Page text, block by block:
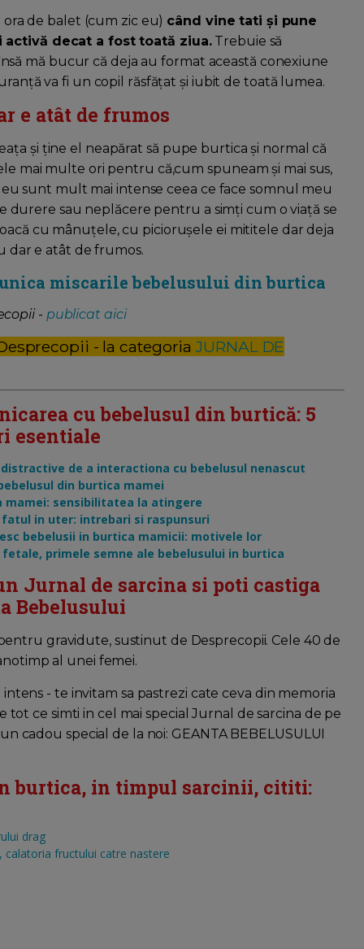
de balet (cum zic eu) când vine tati și pune
decat a fost toată ziua.Trebuie să
mă bucur că deja au format această conexiune
va fi un copil răsfățat și iubit de toată lumea.
e atât de frumos
și ține el neapărat să pupe burtica și normal că
mai multe ori pentru că,cum spuneam și mai sus,
sunt mult mai intense ceea ce face somnul meu
durere sau neplăcere pentru a simți cum o viață se
cu mânuțele, cu piciorușele ei mititele dar deja
dar e atât de frumos.
miscarile bebelusului din burtica
- publicat aici
- la categoriaJURNAL DE
cu bebelusul din burtică: 5
esentiale
de a interactiona cu bebelusul nenascut
din burtica mamei
mamei: sensibilitatea la atingere
fatul in uter: intrebari si raspunsuri
bebelusii in burtica mamicii: motivele lor
primele semne ale bebelusului in burtica
Jurnal de sarcina si poti castiga
Bebelusului
gravidute, sustinut de Desprecopii. Cele 40 de
al unei femei.
- te invitam sa pastrezi cate ceva din memoria
tot ce simti in cel mai special Jurnal de sarcina de pe
cadou special de la noi: GEANTA BEBELUSULUI
burtica, in timpul sarcinii, cititi:
drag
calatoria fructului catre nastere